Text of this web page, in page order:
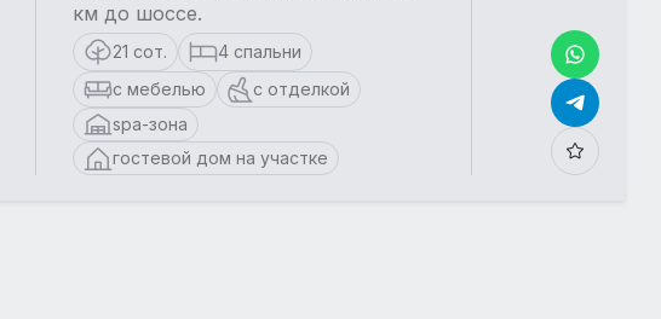
км до шоссе.
21 сот.
4 спальни
с мебелью
с отделкой
spa-зона
гостевой дом на участке